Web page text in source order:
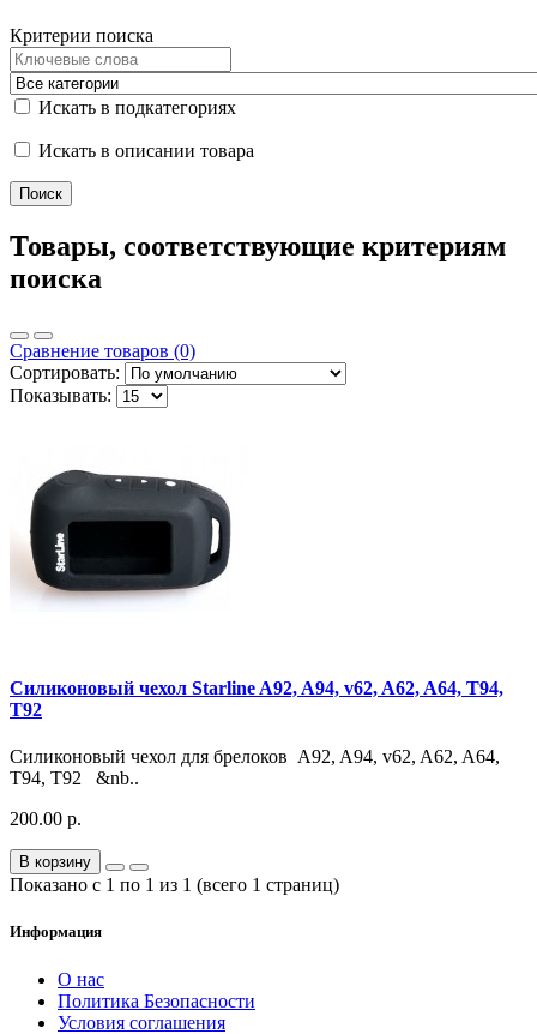
Критерии поиска
Искать в подкатегориях
Искать в описании товара
Товары, соответствующие критериям
поиска
Сравнение товаров (0)
Сортировать:
Показывать:
Силиконовый чехол Starline A92, A94, v62, A62, A64, T94,
T92
Силиконовый чехол для брелоков A92, A94, v62, A62, A64,
T94, T92 &nb..
200.00 р.
В корзину
Показано с 1 по 1 из 1 (всего 1 страниц)
Информация
О нас
Политика Безопасности
Условия соглашения